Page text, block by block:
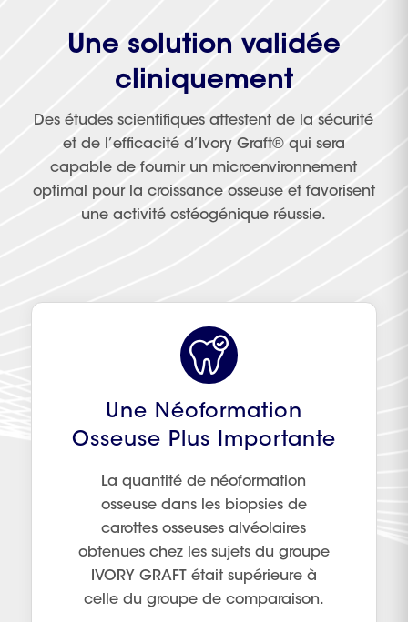
Une solution validée
cliniquement
Des études scientifiques attestent de la sécurité
et de l’efficacité d’Ivory Graft® qui sera
capable de fournir un microenvironnement
optimal pour la croissance osseuse et favorisent
une activité ostéogénique réussie.
Une Néoformation
Osseuse Plus Importante
La quantité de néoformation
osseuse dans les biopsies de
carottes osseuses alvéolaires
obtenues chez les sujets du groupe
IVORY GRAFT était supérieure à
celle du groupe de comparaison.